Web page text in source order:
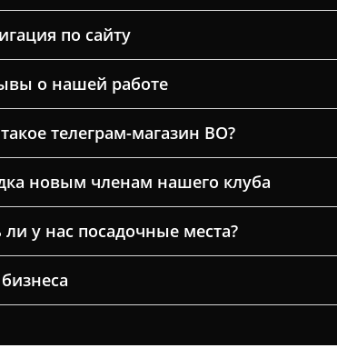
по сайту
о нашей работе
телеграм-магазин ВО?
новым членам нашего клуба
ли у нас посадочные места?